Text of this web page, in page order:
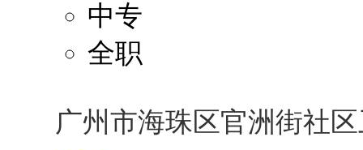
中专
全职
广州市海珠区官洲街社